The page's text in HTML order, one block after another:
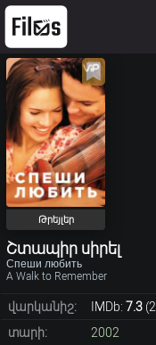
Թրեյլեր
Շտապիր սիրել
Спеши любить
A Walk to Remember
վարկանիշ: IMDb: 7.3(
տարի:
2002